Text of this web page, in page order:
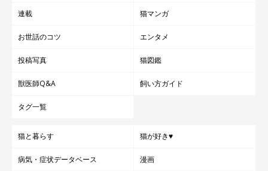
連載 猫マンガ
お世話のコツ エンタメ
投稿写真 猫図鑑
獣医師Q&A 飼い方ガイド
タグ一覧
猫と暮らす 猫が好き♥
病気・症状データベース 漫画